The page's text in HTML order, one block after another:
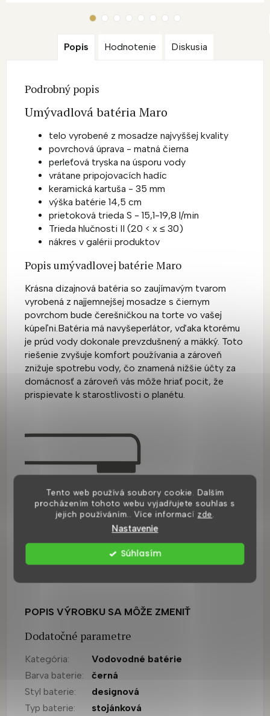
Tento web používá soubory cookie. Dalším
procházením tohoto webu vyjadřujete souhlas s
jejich používáním.. Více informací zde.
Nastavenie
Súhlasím
Popis Hodnotenie Diskusia
Podrobný popis
Umývadlová batéria Maro
telo vyrobené z mosadze najvyššej kvality
povrchová úprava - matná čierna
perleťová tryska na úsporu vody
vrátane pripojovacích hadíc
keramická kartuša - 35 mm
výška batérie 14,5 cm
prietoková trieda S - 15,1-19,8 l/min
Trieda hlučnosti II (20 < x ≤ 30)
nákres v galérii produktov
Popis umývadlovej batérie Maro
Krásna dizajnová batéria so zaujímavým tvarom
vyrobená z najjemnejšej mosadze s čiernym
povrchom bude čerešničkou na torte vo vašej
kúpeľni. Batéria má navyšeperlátor, vďaka ktorému
je prúd vody dokonale prevzdušnený a mäkký. Toto
riešenie zvyšuje komfort používania a zároveň
znižuje spotrebu vody, čo znamená nižšie účty za
domácnosť a zároveň vás môže hriať pocit, že
prispievate k starostlivosti o planétu.
POPIS VÝROBKU SA MÔŽE ZMENIŤ
Dodatočné parametre
Kategória:
Vodovodné batérie
Barva baterie:
černá
Styl baterie:
designová
Typ baterie: stojánková